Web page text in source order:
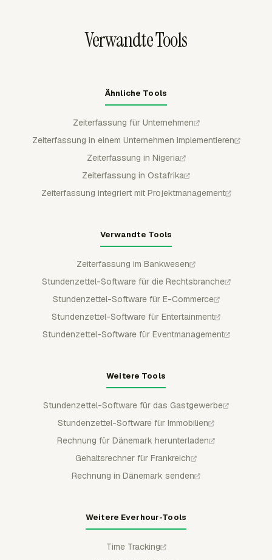
führen, bevor Payroll, Abrechnung oder Management-
Verwandte Tools
Ähnliche Tools
Zeiterfassung für Unternehmen
Zeiterfassung in einem Unternehmen implementieren
Zeiterfassung in Nigeria
Zeiterfassung in Ostafrika
Zeiterfassung integriert mit Projektmanagement
Verwandte Tools
Zeiterfassung im Bankwesen
Stundenzettel-Software für die Rechtsbranche
Stundenzettel-Software für E-Commerce
Stundenzettel-Software für Entertainment
Stundenzettel-Software für Eventmanagement
Weitere Tools
Stundenzettel-Software für das Gastgewerbe
Stundenzettel-Software für Immobilien
Rechnung für Dänemark herunterladen
Gehaltsrechner für Frankreich
Rechnung in Dänemark senden
Weitere Everhour-Tools
Time Tracking